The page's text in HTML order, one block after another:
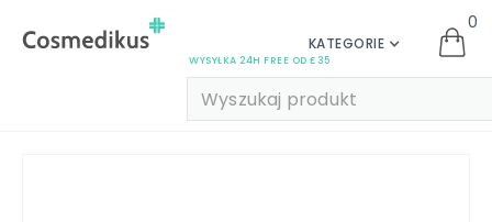
WYSYŁKA 24H FREE OD £35
KATEGORIE
0